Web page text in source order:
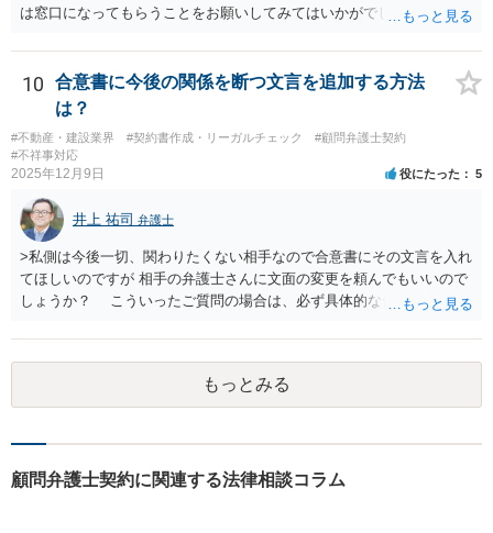
は窓口になってもらうことをお願いしてみてはいかがでしょうか。 そ
口（弁護士に）言ってください」とだけお伝えし、それ以外には一切
応じないという姿勢をとることができるため、スタッフの方の負担軽
減を図れると思います。 大変な状況かと思いますが、ご参考になりま
したら幸いです。
10
合意書に今後の関係を断つ文言を追加する方法
は？
#不動産・建設業界 #契約書作成・リーガルチェック
#顧問弁護士契約
#不祥事対応
2025年12月9日 役にたった 5
井上 祐司 弁護士
>私側は今後一切、関わりたくない相手なので合意書にその文言を入れ
てほしいのですが 相手の弁護士さんに文面の変更を頼んでもいいので
しょうか？ こういったご質問の場合は、必ず具体的な合意書案をも
には、ご質問のような懸念を払しょくするために、 「甲及び乙は，本
示談書に記載するもののほか，甲と乙の間には何らの債権債務が存し
ないことを相互に確認する。」 という清算条項を入れることが一般的
です。 以上に加え、「本件については，当事者協議の結果，上記示
議，請求の申立をしないことを誓約する。」という条項を入れること
もっとみる
顧問弁護士契約に関連する法律相談コラム